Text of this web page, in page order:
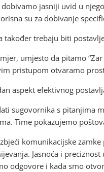
dobivamo jasniji uvid u
su za dobivanje
također trebaju biti
umjesto da pitamo
pristupom otvaramo
aspekt efektivnog
sugovornika s pitanjima
Time pokazujemo
komunikacijske
Jasnoća i
odgovore i kada smo